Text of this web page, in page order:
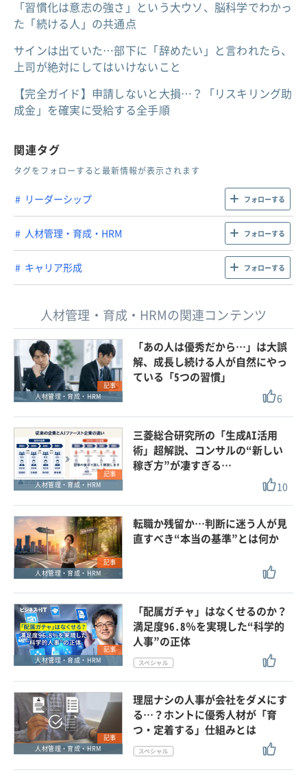
「習慣化は意志の強さ」という大ウソ、脳科学でわかっ
た「続ける人」の共通点
サインは出ていた…部下に「辞めたい」と言われたら、
上司が絶対にしてはいけないこと
【完全ガイド】申請しないと大損…？「リスキリング助
成金」を確実に受給する全手順
関連タグ
タグをフォローすると最新情報が表示されます
リーダーシップ フォローする
人材管理・育成・HRM フォローする
キャリア形成 フォローする
人材管理・育成・HRMの関連コンテンツ
記事
人材管理・育成・HRM
「あの人は優秀だから…」は大誤
解、成長し続ける人が自然にやっ
ている「5つの習慣」
6
記事
人材管理・育成・HRM
三菱総合研究所の「生成AI活用
術」超解説、コンサルの“新しい
稼ぎ方”が凄すぎる…
10
記事
人材管理・育成・HRM
転職か残留か…判断に迷う人が見
直すべき“本当の基準”とは何か
記事
人材管理・育成・HRM
「配属ガチャ」はなくせるのか？
満足度96.8％を実現した“科学的
人事”の正体
記事
人材管理・育成・HRM
理屈ナシの人事が会社をダメにす
る…？ホントに優秀人材が「育
つ・定着する」仕組みとは